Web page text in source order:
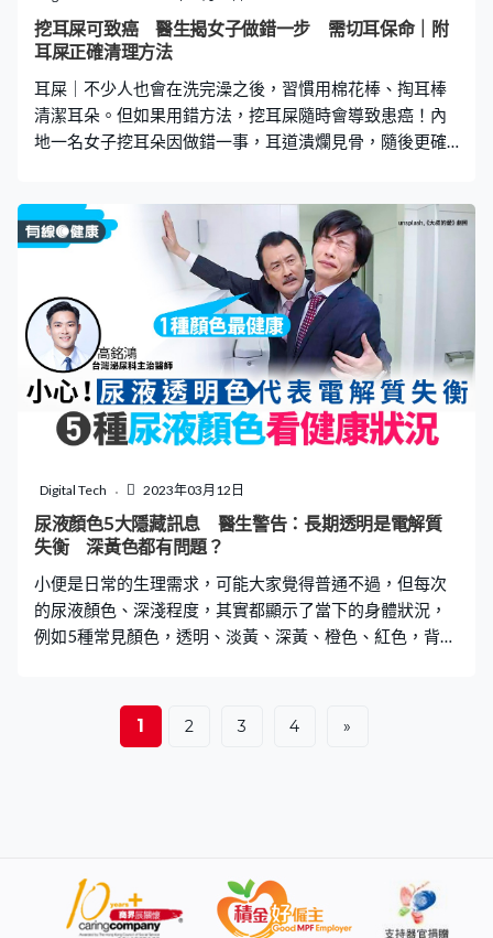
醫生根據嚴重程度，列出「忍尿對人體造成的10大傷害」
排行，提醒大家絕不能輕視！ 忍尿傷害｜第10名－腹痛、
而久之腰椎過度彎曲或
挖耳屎可致癌 醫生揭女子做錯一步 需切耳保命｜附
耳屎正確清理方法
耳屎｜不少人也會在洗完澡之後，習慣用棉花棒、掏耳棒
清潔耳朵。但如果用錯方法，挖耳屎隨時會導致患癌！內
地一名女子挖耳朵因做錯⼀事，耳道潰爛見骨，隨後更確
看下文了解。 挖耳屎做錯⼀事 致耳道潰爛患癌 早前內地有
一名75歲女子因聽力變差求醫，經診治後發現其左耳道破
裂，有一個約3.5厘米乘2厘米的傷口，傷口表面已經潰爛
並露出耳朵軟骨。檢查後，該女子確診患上了「外耳道鱗
癌」，癌細胞已經擴散到腮腺和頸部淋巴結，需要立即進
行手術切除耳朵以保性命。 習慣挖耳16年 越挖越癢 寧波
市醫療中心李惠利醫院耳鼻咽喉頭頸外科醫生張建指，該
女子有多達16年的挖耳朵習慣，即使沒有感到耳朵痕癢，
也保持挖耳朵習慣，刺激了外耳道的表皮，最後越挖越
環。張建表示，長期用力及頻繁地挖耳朵，會令外耳道表
面不斷受到刺激，導致不斷產生分泌物。過程中會不斷積
聚細菌，最終引發癌變。 張建表示，位於外耳道深部的外
症狀較輕微，較容易被患者忽略。隨
Digital Tech 2023年03月12日
尿液顏色5大隱藏訊息 醫生警告：長期透明是電解質
失衡 深黃色都有問題？
小便是日常的生理需求，可能大家覺得普通不過，但每次
的尿液顏色、深淺程度，其實都顯示了當下的身體狀況，
例如5種常見顏色，透明、淡黃、深黃、橙色、紅色，背後
出，常見的尿液顏色可分為5種，分別是透明、淡黃、深
黃、橙色、紅色，不同的顏色就代表不同的身體狀況，謹
淨的尿液代表身體補充了大量水分，但要注意不能喝過量
水分，避免導致血液中的電解質失衡。 另一方面，如果身
體在沒有補充很多水分的時候，仍一直出現透明、無色尿
1 2 3 4 »